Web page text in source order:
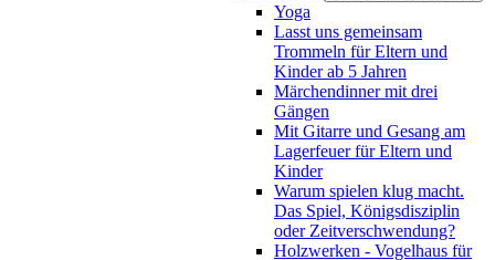
Yoga
Lasst uns gemeinsam
Trommeln für Eltern und
Kinder ab 5 Jahren
Märchendinner mit drei
Gängen
Mit Gitarre und Gesang am
Lagerfeuer für Eltern und
Kinder
Warum spielen klug macht.
Das Spiel, Königsdisziplin
oder Zeitverschwendung?
Holzwerken - Vogelhaus für